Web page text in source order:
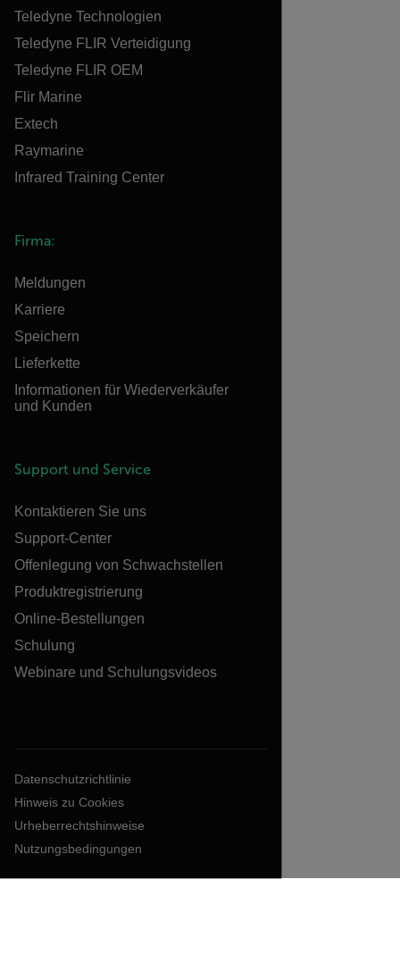
Teledyne Technologien
Teledyne FLIR Verteidigung
Teledyne FLIR OEM
Flir Marine
Extech
Raymarine
Infrared Training Center
Firma:
Meldungen
Karriere
Speichern
Lieferkette
Informationen für Wiederverkäufer
und Kunden
Support und Service
Kontaktieren Sie uns
Support-Center
Offenlegung von Schwachstellen
Produktregistrierung
Online-Bestellungen
Schulung
Webinare und Schulungsvideos
Datenschutzrichtlinie
Hinweis zu Cookies
Urheberrechtshinweise
Nutzungsbedingungen